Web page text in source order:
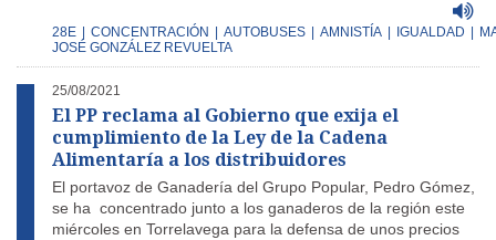
28E CONCENTRACIÓN AUTOBUSES AMNISTÍA IGUALDAD
JOSÉ GONZÁLEZ REVUELTA
25/08/2021
El PP reclama al Gobierno que exija el
cumplimiento de la Ley de la Cadena
Alimentaría a los distribuidores
El portavoz de Ganadería del Grupo Popular, Pedro Gómez,
se ha concentrado junto a los ganaderos de la región este
miércoles en Torrelavega para la defensa de unos precios